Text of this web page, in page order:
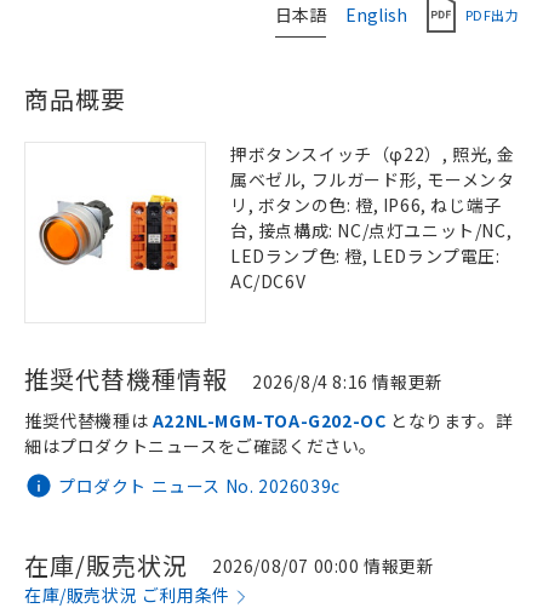
日本語 English PDF出力
商品概要
押ボタンスイッチ（φ22）, 照光, 金
属ベゼル, フルガード形, モーメンタ
リ, ボタンの色: 橙, IP66, ねじ端子
台, 接点構成: NC/点灯ユニット/NC,
LEDランプ色: 橙, LEDランプ電圧:
AC/DC6V
推奨代替機種情報 2026/8/4 8:16 情報更新
プロダクト ニュース No. 2026039c
推奨代替機種は A22NL-MGM-TOA-G202-OC となります。詳
細はプロダクトニュースをご確認ください。
在庫/販売状況
2026/08/07 00:00 情報更新
在庫/販売状況 ご利用条件